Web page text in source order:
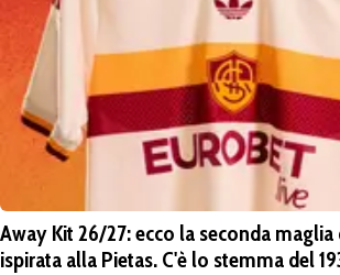
Away Kit 26/27: ecco la seconda
ispirata alla Pietas. C'è lo stemma del